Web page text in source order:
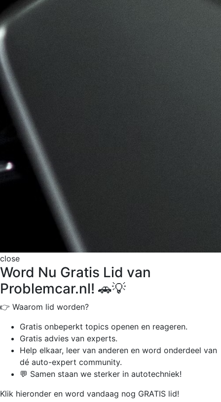
close
Word Nu Gratis Lid van
Problemcar.nl! 🚗💡
👉 Waarom lid worden?
Gratis onbeperkt topics openen en reageren.
Gratis advies van experts.
Help elkaar, leer van anderen en word onderdeel van
dé auto-expert community.
💬 Samen staan we sterker in autotechniek!
Klik hieronder en word vandaag nog GRATIS lid!